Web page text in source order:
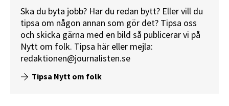
Ska du byta jobb? Har du redan bytt? Eller vill du
tipsa om någon annan som gör det? Tipsa oss
och skicka gärna med en bild så publicerar vi på
Nytt om folk. Tipsa här eller mejla:
redaktionen@journalisten.se
Tipsa Nytt om folk